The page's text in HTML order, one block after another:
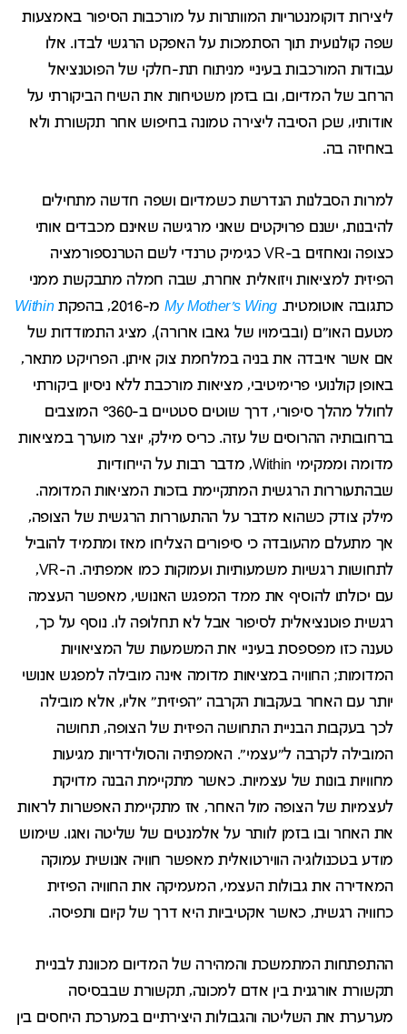
ליצירות דוקומנטריות המוותרות על מורכבות הסיפור באמצעות
שפה קולנועית תוך הסתמכות על האפקט הרגשי לבדו. אלו
עבודות המורכבות בעיניי מניתוח תת-חלקי של הפוטנציאל
הרחב של המדיום, ובו בזמן משטיחות את השיח הביקורתי על
אודותיו, שכן הסיבה ליצירה טמונה בחיפוש אחר תקשורת ולא
באחיזה בה.
למרות הסבלנות הנדרשת כשמדיום ושפה חדשה מתחילים
להיבנות, ישנם פרויקטים שאני מרגישה שאינם מכבדים אותי
כצופה ונאחזים ב-VR כגימיק טרנדי לשם הטרנספורמציה
הפיזית למציאות ויזואלית אחרת, שבה חמלה מתבקשת ממני
כתגובה אוטומטית. My Mother's Wing מ-2016, בהפקת
Within
מטעם האו"ם (ובבימויו של גאבו ארורה), מציג התמודדות של
אם אשר איבדה את בניה במלחמת צוק איתן. הפרויקט מתאר,
באופן קולנועי פרימיטיבי, מציאות מורכבת ללא ניסיון ביקורתי
לחולל מהלך סיפורי, דרך שוטים סטטיים ב-°360 המוצבים
ברחובותיה ההרוסים של עזה. כריס מילק, יוצר מוערך במציאות
מדומה וממקימי Within, מדבר רבות על הייחודיות
שבהתעוררות הרגשית המתקיימת בזכות המציאות המדומה.
מילק צודק כשהוא מדבר על ההתעוררות הרגשית של הצופה,
אך מתעלם מהעובדה כי סיפורים הצליחו מאז ומתמיד להוביל
לתחושות רגשיות משמעותיות ועמוקות כמו אמפתיה. ה-VR,
עם יכולתו להוסיף את ממד המפגש האנושי, מאפשר העצמה
רגשית פוטנציאלית לסיפור אבל לא תחלופה לו. נוסף על כך,
טענה כזו מפספסת בעיניי את המשמעות של המציאויות
המדומות; החוויה במציאות מדומה אינה מובילה למפגש אנושי
יותר עם האחר בעקבות הקרבה "הפיזית" אליו, אלא מובילה
לכך בעקבות הבניית התחושה הפיזית של הצופה, תחושה
המובילה לקרבה ל"עצמי". האמפתיה והסולידריות מגיעות
מחוויות בונות של עצמיות. כאשר מתקיימת הבנה מדויקת
לעצמיות של הצופה מול האחר, אז מתקיימת האפשרות לראות
את האחר ובו בזמן לוותר על אלמנטים של שליטה ואגו. שימוש
מודע בטכנולוגיה הווירטואלית מאפשר חוויה אנושית עמוקה
המאדירה את גבולות העצמי, המעמיקה את החוויה הפיזית
כחוויה רגשית, כאשר אקטיביות היא דרך של קיום ותפיסה.
ההתפתחות המתמשכת והמהירה של המדיום מכוונת לבניית
תקשורת אורגנית בין אדם למכונה, תקשורת שבבסיסה
מערערת את השליטה והגבולות היצירתיים במערכת היחסים בין